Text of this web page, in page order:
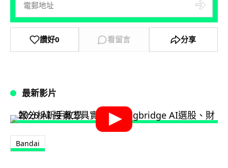
讚好0 看留言 分享
最新影片
Bandai